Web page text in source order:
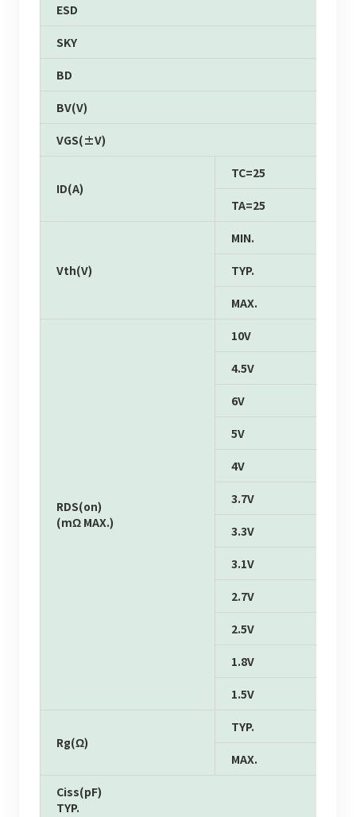
ESD
SKY
BD
BV(V)
VGS(±V)
ID(A)
TC=25
TA=25
Vth(V)
MIN.
TYP.
MAX.
RDS(on)
(mΩ MAX.)
10V
4.5V
6V
5V
4V
3.7V
3.3V
3.1V
2.7V
2.5V
1.8V
1.5V
Rg(Ω)
TYP.
MAX.
Ciss(pF)
TYP.